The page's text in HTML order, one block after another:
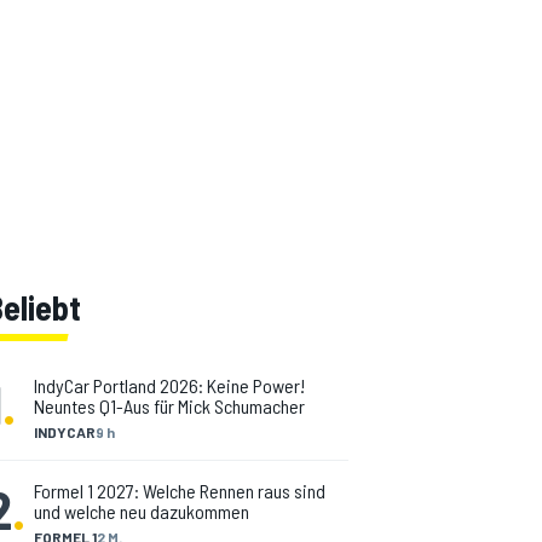
. INDYCAR9 h
IndyCar Portland 2026: Keine Power!
Neuntes Q1-Aus für Mick Schumacher
. FORMEL 12 M.
Formel 1 2027: Welche Rennen raus sind
und welche neu dazukommen